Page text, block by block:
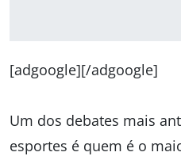
[adgoogle][/adgoogle]
Um dos debates mais
esportes é quem é o